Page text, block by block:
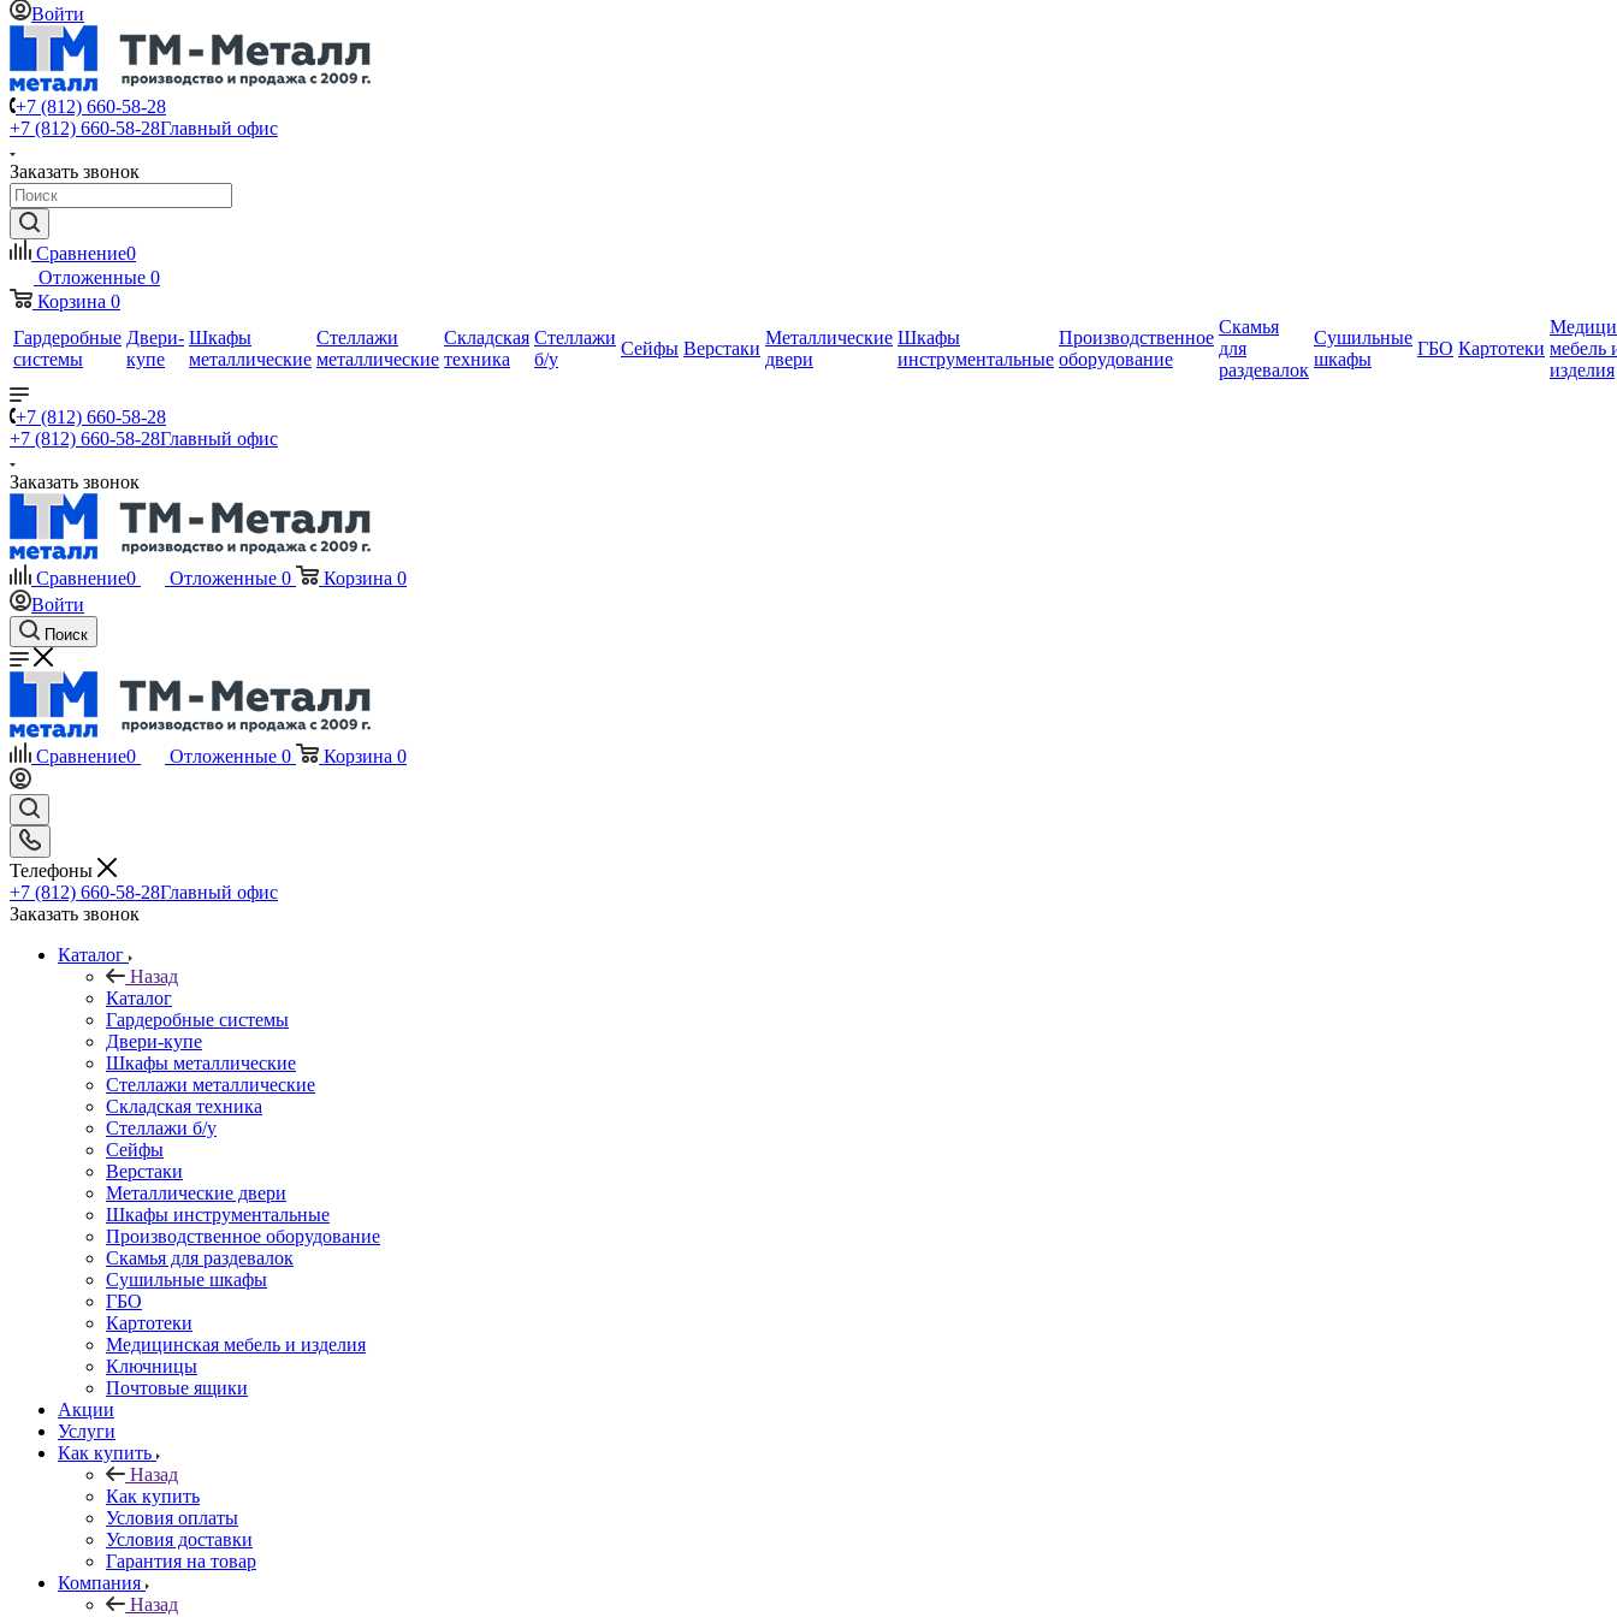
Войти
+7 (812) 660-58-28
+7 (812) 660-58-28Главный офис
Заказать звонок
Сравнение0
Отложенные 0
Корзина 0
Гардеробные
системы
Двери-
купе
Шкафы
металлические
Стеллажи
металлические
Складская
техника
Стеллажи
б/у
Сейфы Верстаки
Металлические
двери
Шкафы
инструментальные
Производственное
оборудование
Скамья
для
раздевалок
Сушильные
шкафы
ГБО Картотеки мебель
изделия
+7 (812) 660-58-28
+7 (812) 660-58-28Главный офис
Заказать звонок
Сравнение0 Отложенные 0 Корзина 0
Войти
Поиск
Сравнение0 Отложенные 0 Корзина 0
Телефоны
+7 (812) 660-58-28Главный офис
Заказать звонок
Каталог
Назад
Каталог
Гардеробные системы
Двери-купе
Шкафы металлические
Стеллажи металлические
Складская техника
Стеллажи б/у
Сейфы
Верстаки
Металлические двери
Шкафы инструментальные
Производственное оборудование
Скамья для раздевалок
Сушильные шкафы
ГБО
Картотеки
Медицинская мебель и изделия
Ключницы
Почтовые ящики
Акции
Услуги
Как купить
Назад
Как купить
Условия оплаты
Условия доставки
Гарантия на товар
Компания
Назад